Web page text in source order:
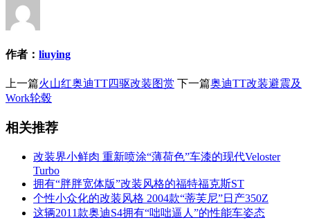
作者： liuying
上一篇火山红奥迪TT四驱改装图赏 下一篇奥迪TT改装避震及
Work轮毂
相关推荐
改装界小鲜肉 重新喷涂“薄荷色”车漆的现代Veloster
Turbo
拥有“胖胖宽体版”改装风格的福特福克斯ST
个性小众化的改装风格 2004款“蒂芙尼”日产350Z
这辆2011款奥迪S4拥有“咄咄逼人”的性能车姿态